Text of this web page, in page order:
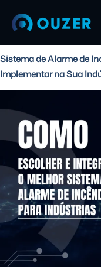
Sistema de Alarme de
Implementar na Sua